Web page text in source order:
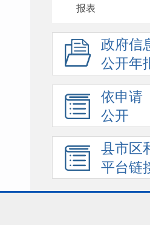
报表
政府信
公开年
依申请
公开
县市区
平台链